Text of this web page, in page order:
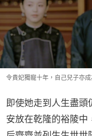
令貴妃獨寵十年，自己兒子亦
即使她走到人生盡頭
安放在乾隆的裕陵中